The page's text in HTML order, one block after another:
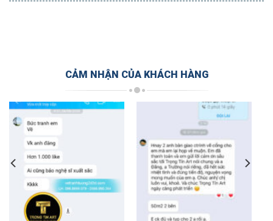
CẢM NHẬN CỦA KHÁCH HÀNG